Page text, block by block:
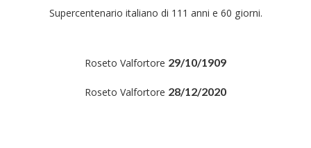
Supercentenario italiano di 111 anni e 60 giorni.
Roseto Valfortore 29/10/1909
Roseto Valfortore 28/12/2020